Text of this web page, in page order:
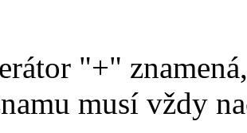
"+"
musí vždy